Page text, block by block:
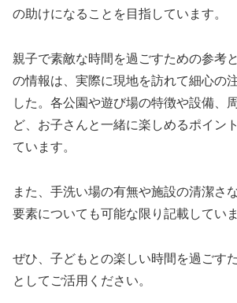
の助けになることを目指しています。
親子で素敵な時間を過ごすための参考
の情報は、実際に現地を訪れて細心の
した。各公園や遊び場の特徴や設備、
ど、お子さんと一緒に楽しめるポイン
ています。
また、手洗い場の有無や施設の清潔さ
要素についても可能な限り記載していま
ぜひ、子どもとの楽しい時間を過ごす
としてご活用ください。